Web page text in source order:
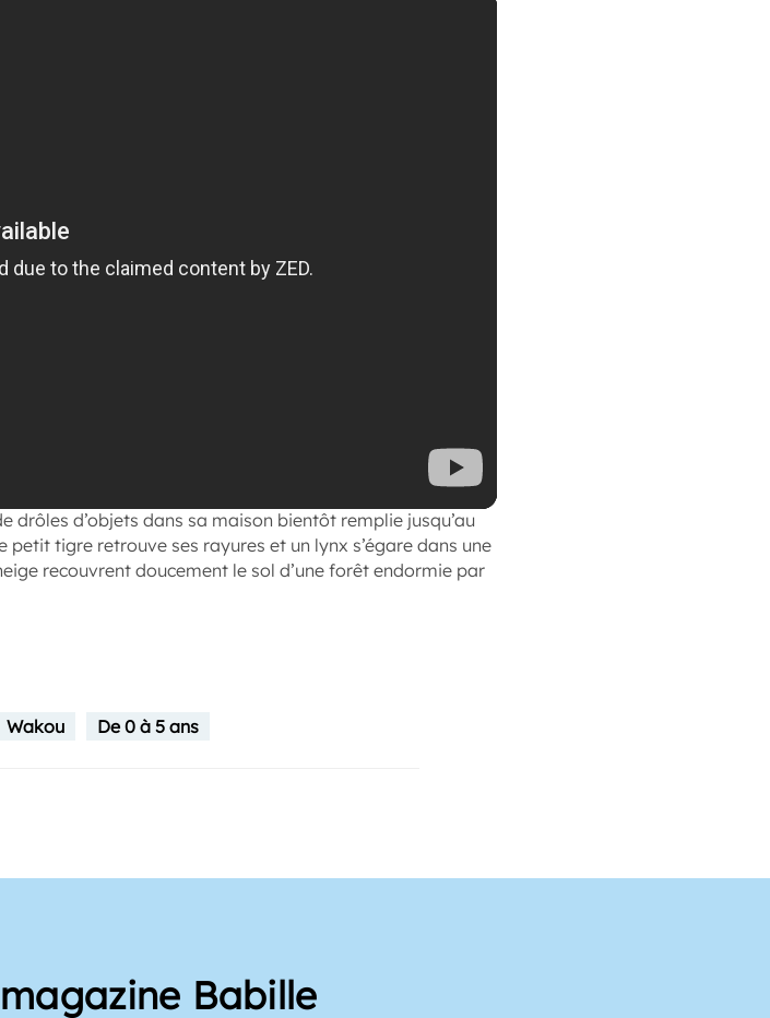
drôles d’objets dans sa maison bientôt remplie jusqu’au
tigre retrouve ses rayures et un lynx s’égare dans une
recouvrent doucement le sol d’une forêt endormie par
Wakou De 0 à 5 ans
Babille